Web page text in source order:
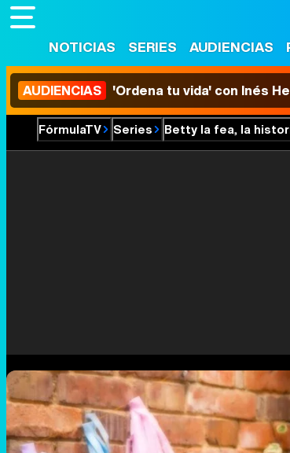
NOTICIAS SERIES AUDIENCIAS
AUDIENCIAS 'Ordena tu vida' con Inés
FórmulaTV Series Betty la fea, la